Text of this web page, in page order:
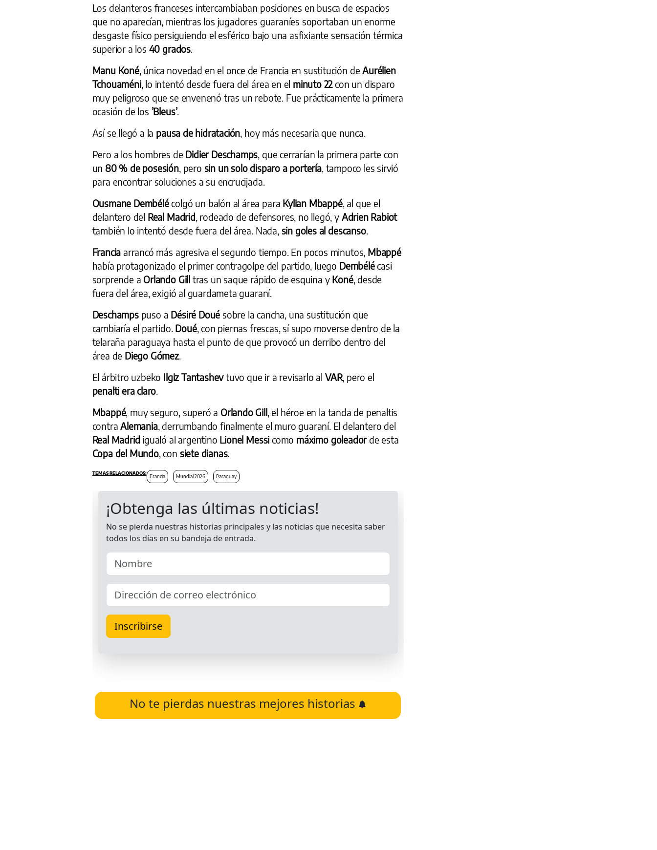
Los delanteros franceses intercambiaban posiciones en busca de espacios
que no aparecían, mientras los jugadores guaraníes soportaban un enorme
desgaste físico persiguiendo el esférico bajo una asfixiante sensación térmica
superior a los 40 grados.
Manu Koné, única novedad en el once de Francia en sustitución de Aurélien
Tchouaméni, lo intentó desde fuera del área en el minuto 22 con un disparo
muy peligroso que se envenenó tras un rebote. Fue prácticamente la primera
ocasión de los ’Bleus’.
Así se llegó a la pausa de hidratación , hoy más necesaria que nunca.
Pero a los hombres de Didier Deschamps , que cerrarían la primera parte con
un 80 % de posesión, pero sin un solo disparo a portería, tampoco les sirvió
para encontrar soluciones a su encrucijada.
Ousmane Dembélécolgó un balón al área para Kylian Mbappé, al que el
delantero del Real Madrid , rodeado de defensores, no llegó, y Adrien Rabiot
también lo intentó desde fuera del área. Nada, sin goles al descanso.
Francia arrancó más agresiva el segundo tiempo. En pocos minutos, Mbappé
había protagonizado el primer contragolpe del partido, luego Dembélécasi
sorprende a Orlando Gilltras un saque rápido de esquina y Koné, desde
fuera del área, exigió al guardameta guaraní.
Deschampspuso a Désiré Doué sobre la cancha, una sustitución que
cambiaría el partido. Doué, con piernas frescas, sí supo moverse dentro de la
telaraña paraguaya hasta el punto de que provocó un derribo dentro del
área de Diego Gómez.
El árbitro uzbeko Ilgiz Tantashevtuvo que ir a revisarlo al VAR, pero el
penalti era claro
Mbappé, muy seguro, superó a Orlando Gill, el héroe en la tanda de penaltis
contra Alemania, derrumbando finalmente el muro guaraní. El delantero del
Real Madrid igualó al argentino Lionel Messi como máximo goleador de esta
Copa del Mundo, con siete dianas.
Francia Mundial 2026 Paraguay
No te pierdas nuestras mejores historias